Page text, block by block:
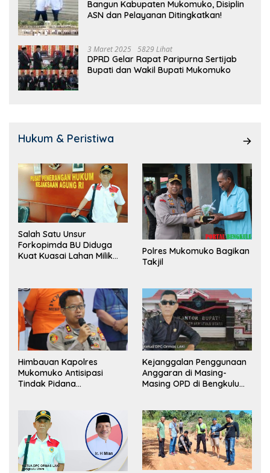
Bangun Kabupaten Mukomuko, Disiplin
ASN dan Pelayanan Ditingkatkan!
3 Maret 2025 5829 Lihat
DPRD Gelar Rapat Paripurna Sertijab
Bupati dan Wakil Bupati Mukomuko
Hukum & Peristiwa
Salah Satu Unsur
Forkopimda BU Diduga
Kuat Kuasai Lahan Milik
Polres Mukomuko Bagikan
Takjil
Himbauan Kapolres
Mukomuko Antisipasi
Tindak Pidana
Kejanggalan Penggunaan
Anggaran di Masing-
Masing OPD di Bengkulu